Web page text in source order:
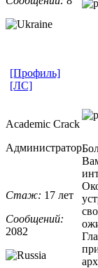
[Профиль]
[ЛС]
Academic Crack
Администратор
Стаж: 17 лет
Сообщений:
2082